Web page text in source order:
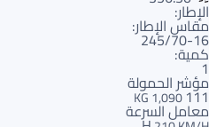
الإطار:
مقاس الإطار:
245/70-16
كمية:
1
مؤشر الحمولة
111
1,090 KG
معامل السرعة